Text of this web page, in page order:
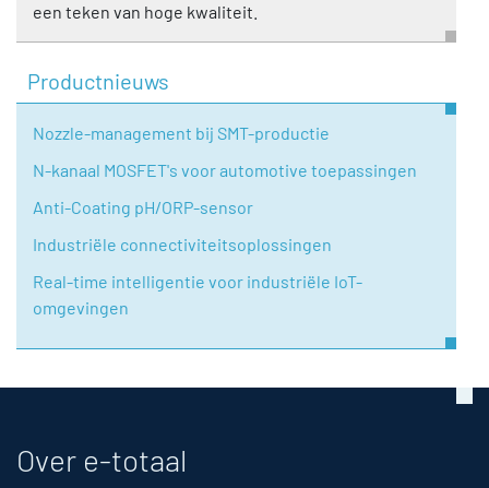
een teken van hoge kwaliteit.
Productnieuws
Nozzle-management bij SMT-productie
N-kanaal MOSFET's voor automotive toepassingen
Anti-Coating pH/ORP-sensor
Industriële connectiviteitsoplossingen
Real-time intelligentie voor industriële IoT-
omgevingen
Over e-totaal